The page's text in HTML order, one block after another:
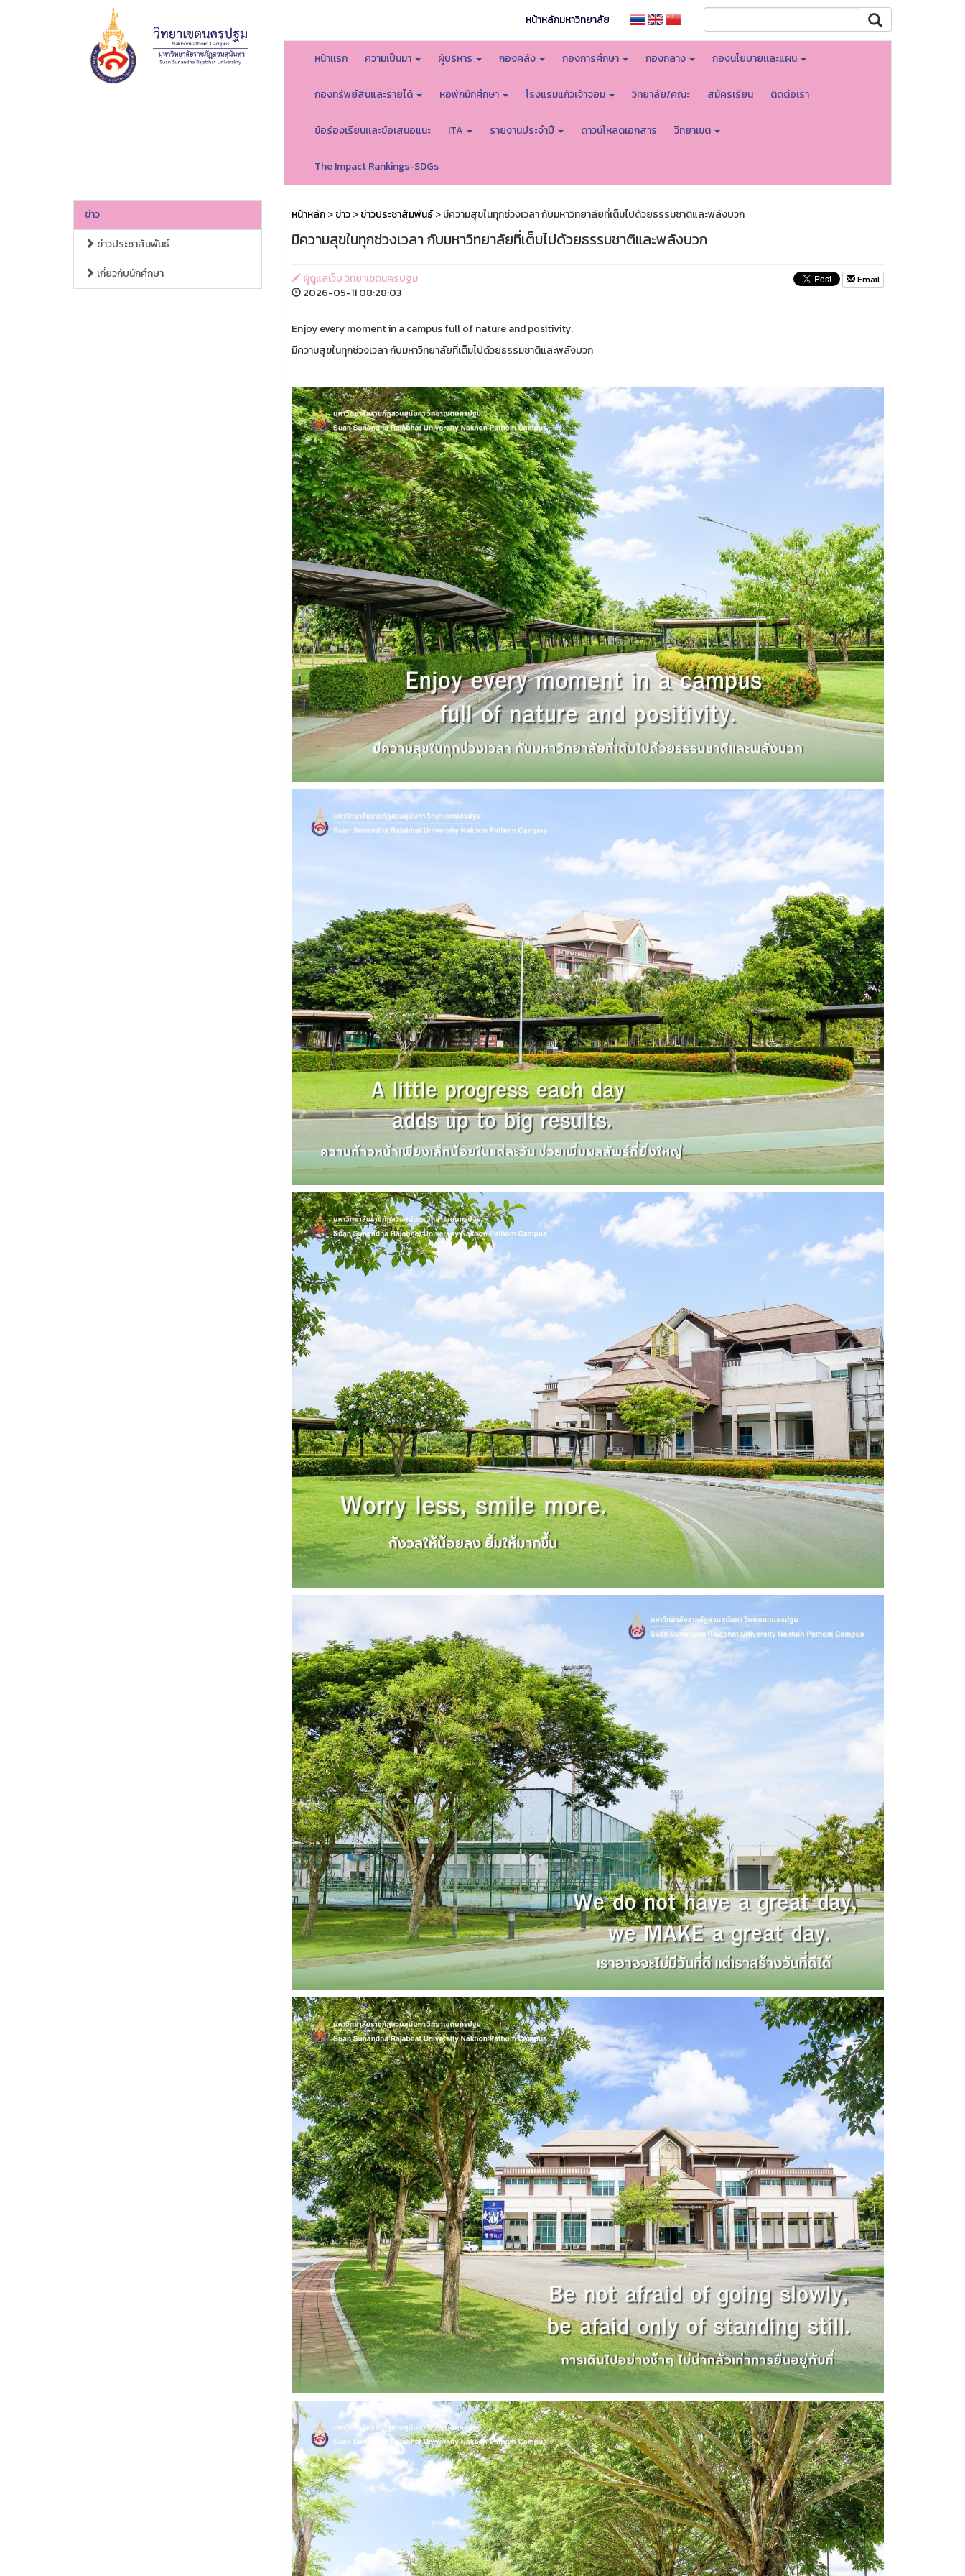
หน้าหลักมหาวิทยาลัย
หน้าเเรก ความเป็นมา ผู้บริหาร กองคลัง กองการศึกษา กองกลาง กองนโยบายเเละแผน
กองทรัพย์สินและรายได้ หอพักนักศึกษา โรงแรมแก้วเจ้าจอม วิทยาลัย/คณะ สมัครเรียน ติดต่อเรา
ข้อร้องเรียนเเละข้อเสนอแนะ ITA รายงานประจำปี ดาวน์โหลดเอกสาร วิทยาเขต
The Impact Rankings-SDGs
ข่าว
ข่าวประชาสัมพันธ์
เกี่ยวกับนักศึกษา
หน้าหลัก>ข่าว>ข่าวประชาสัมพันธ์> มีความสุขในทุกช่วงเวลา กับมหาวิทยาลัยที่เต็มไปด้วยธรรมชาติและพลังบวก
มีความสุขในทุกช่วงเวลา กับมหาวิทยาลัยที่เต็มไปด้วยธรรมชาติและพลังบวก
ผู้ดูแลเว็บ วิทยาเขตนครปฐม
2026-05-11 08:28:03
Email
Enjoy every moment in a campus full of nature and positivity.
มีความสุขในทุกช่วงเวลา กับมหาวิทยาลัยที่เต็มไปด้วยธรรมชาติและพลังบวก